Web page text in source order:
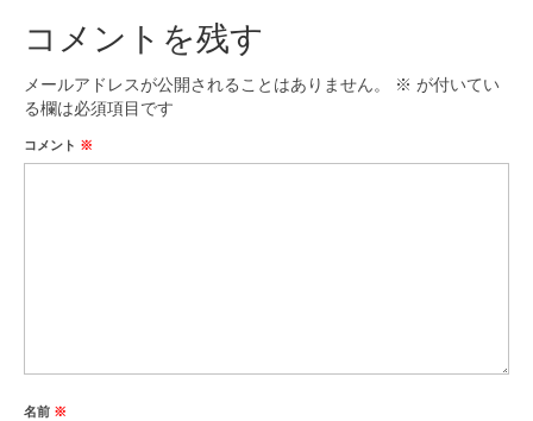
コメントを残す
メールアドレスが公開されることはありません。 ※ が付いてい
る欄は必須項目です
コメント ※
名前 ※